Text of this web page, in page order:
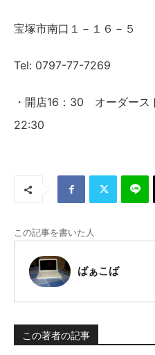
宝塚市南口１－１６－５
Tel: 0797-77-7269
・開店16：30 オーダー
22:30
この記事を書いた人
ばぁこば
この著者の記事